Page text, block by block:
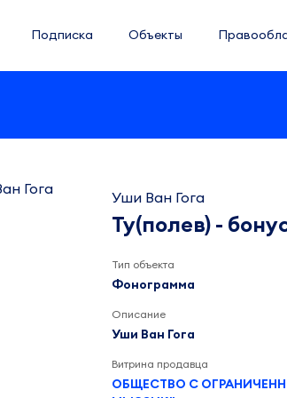
Подписка Объекты
Уши Ван Гога
Ту(полев) -
Тип объекта
Фонограмма
Описание
Уши Ван Гога
Витрина продавца
ОБЩЕСТВО С